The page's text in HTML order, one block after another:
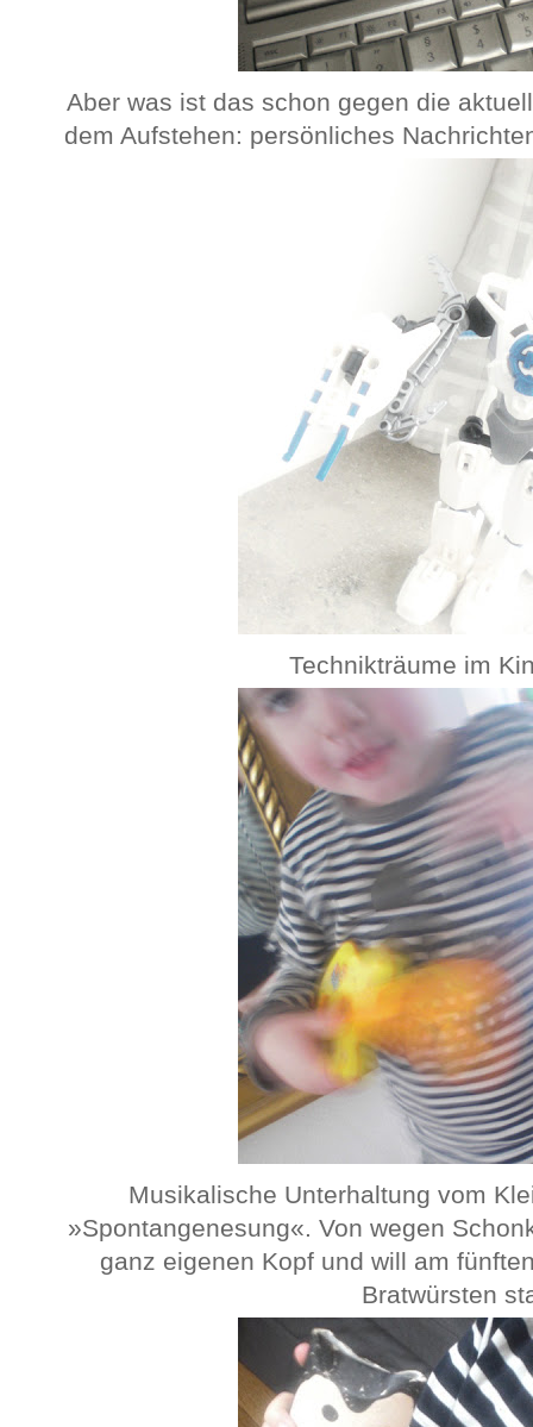
Aber was ist das schon gegen die
dem Aufstehen: persönliches
Technikträume im
Musikalische Unterhaltung vom
»Spontangenesung«. Von wegen
ganz eigenen Kopf und will am
Bratwürsten